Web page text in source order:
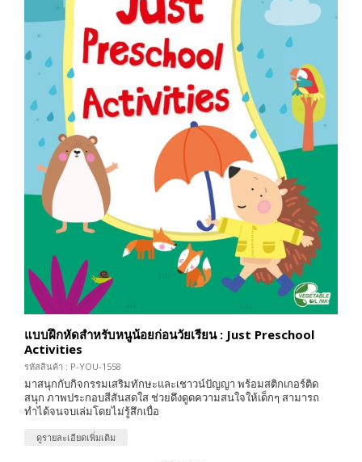
แบบฝึกหัดสำหรับหนูน้อยก่อนวัยเรียน : Just Preschool
Activities
รหัสสินค้า : P-YOU-1558
มาสนุกกับกิจกรรมเสริมทักษะและเชาวน์ปัญญา พร้อมสติกเกอร์ติด
สนุก ภาพประกอบสีสันสดใส ช่วยดึงดูดความสนใจให้เด็กๆ สามารถ
ทำได้จนจบเล่มโดยไม่รู้สึกเบื่อ
ดูรายละเอียดเพิ่มเติม